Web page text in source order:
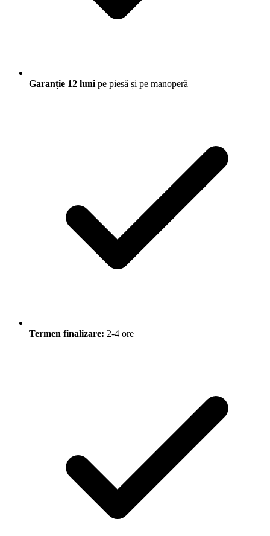
Garanție 12 luni pe piesă și pe manoperă
Termen finalizare: 2-4 ore